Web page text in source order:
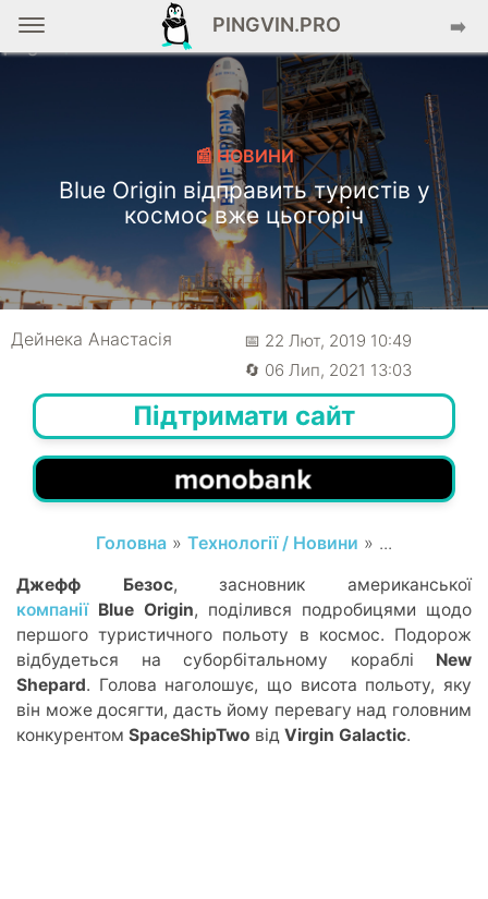
PINGVIN.PRO ➡️
📰 НОВИНИ
Blue Origin відправить туристів у
космос вже цьогоріч
Дейнека Анастасiя
📅 22 Лют, 2019 10:49
🔄 06 Лип, 2021 13:03
Підтримати сайт
Головна » Технології / Новини » ...
Джефф Безос, засновник американської
компаніїBlue Origin, поділився подробицями щодо
першого туристичного польоту в космос. Подорож
відбудеться на суборбітальному кораблі New
Shepard. Голова наголошує, що висота польоту, яку
він може досягти, дасть йому перевагу над головним
конкурентом SpaceShipTwo від Virgin Galactic.